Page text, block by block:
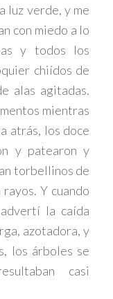
luz verde, y me
con miedo a lo
y todos los
chiídos de
alas agitadas.
mientras
atrás, los doce
y patearon y
torbellinos de
Y cuando
la caída
azotadora, y
los árboles se
casi